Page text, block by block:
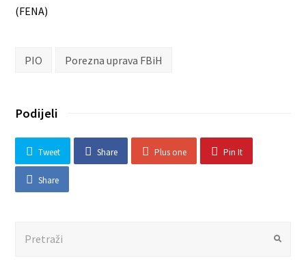
(FENA)
PIO Porezna uprava FBiH
Podijeli
Tweet Share Plus one Pin It
Share
Submit